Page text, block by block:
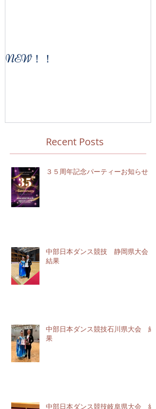
NEW！！
Recent Posts
３５周年記念パーティーお知らせ
中部日本ダンス競技 静岡県大会
結果
中部日本ダンス競技石川県大会 結
果
中部日本ダンス競技岐阜県大会 結